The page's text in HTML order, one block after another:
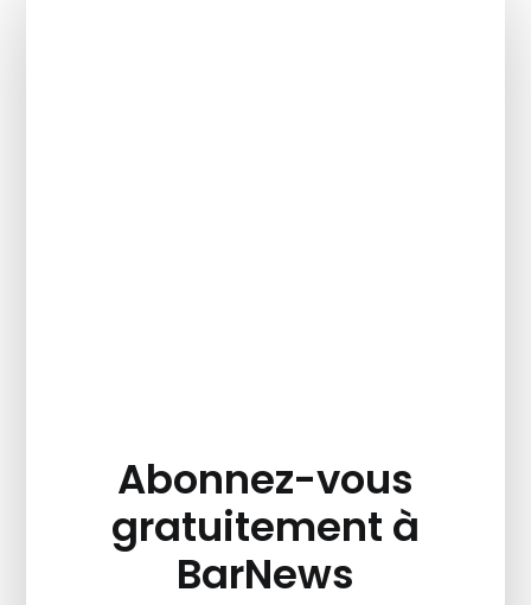
Abonnez-vous
gratuitement à
BarNews